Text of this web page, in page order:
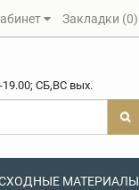
Закладки (0)
СБ,ВС вых.
МАТЕРИАЛЫ